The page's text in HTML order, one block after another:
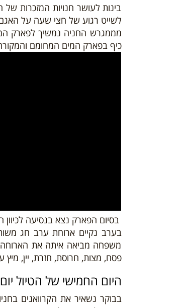
בינות לעושר חנויות המזכרות
לשייט רגוע של חצי שעה על האגם
מממגרש החניה נמשיך לפארק
כיף בפארק המים המחומם
בסיום הפארק נצא בנסיעה
בערב נקיים ארוחת ערב חג
משפחה מביאה איתה את הארוחה
פסח, מצות, חרוסת, חזרת, יין, מיץ
היום החמישי של הטיול יום שבת
בבוקר נשאיר את הקרוואנים